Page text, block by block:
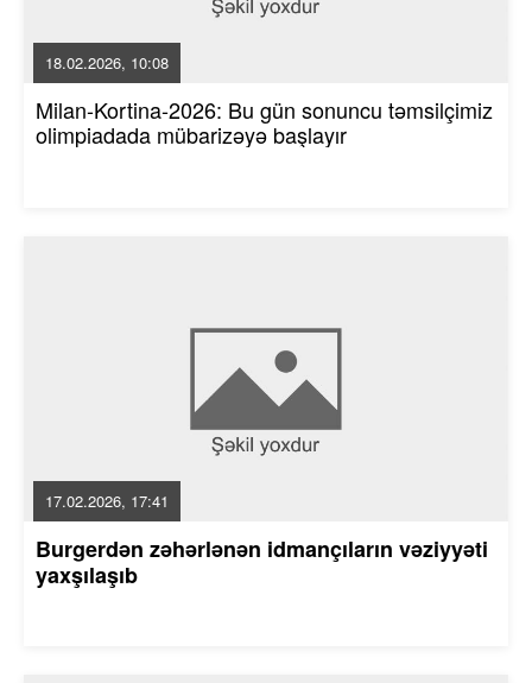
18.02.2026, 10:08
Milan-Kortina-2026: Bu gün sonuncu təmsilçimiz
olimpiadada mübarizəyə başlayır
17.02.2026, 17:41
Burgerdən zəhərlənən idmançıların vəziyyəti
yaxşılaşıb